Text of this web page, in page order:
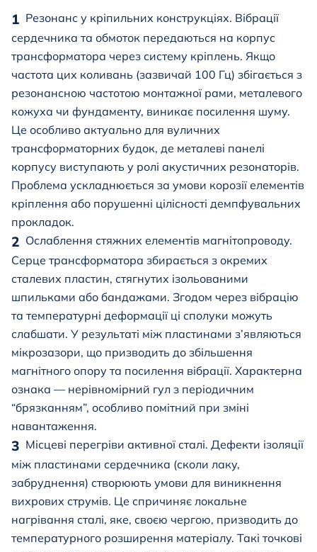
Резонанс у кріпильних конструкціях. Вібрації
сердечника та обмоток передаються на корпус
трансформатора через систему кріплень. Якщо
частота цих коливань (зазвичай 100 Гц) збігається з
резонансною частотою монтажної рами, металевого
кожуха чи фундаменту, виникає посилення шуму.
Це особливо актуально для вуличних
трансформаторних будок, де металеві панелі
корпусу виступають у ролі акустичних резонаторів.
Проблема ускладнюється за умови корозії елементів
кріплення або порушенні цілісності демпфувальних
прокладок.
Ослаблення стяжних елементів магнітопроводу.
Серце трансформатора збирається з окремих
сталевих пластин, стягнутих ізольованими
шпильками або бандажами. Згодом через вібрацію
та температурні деформації ці сполуки можуть
слабшати. У результаті між пластинами з’являються
мікрозазори, що призводить до збільшення
магнітного опору та посилення вібрації. Характерна
ознака — нерівномірний гул з періодичним
“брязканням”, особливо помітний при зміні
навантаження.
Місцеві перегріви активної сталі. Дефекти ізоляції
між пластинами сердечника (сколи лаку,
забруднення) створюють умови для виникнення
вихрових струмів. Це спричиняє локальне
нагрівання сталі, яке, своєю чергою, призводить до
температурного розширення матеріалу. Такі точкові